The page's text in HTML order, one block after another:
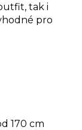
tak i
pro
170 cm